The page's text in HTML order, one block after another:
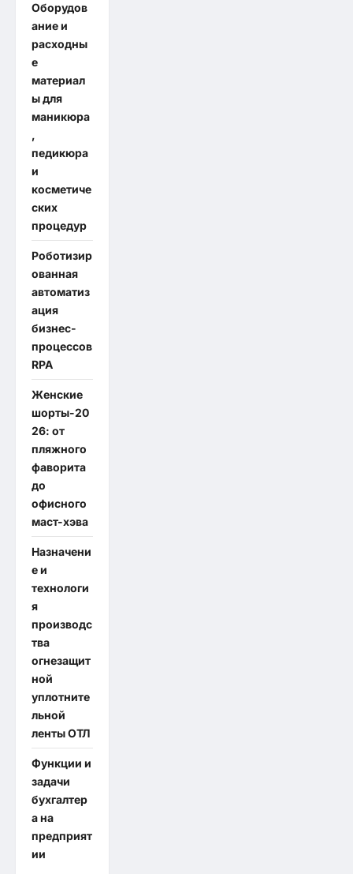
Оборудов
ание и
расходны
е
материал
ы для
маникюра
,
педикюра
и
косметиче
ских
процедур
Роботизир
ованная
автоматиз
ация
бизнес-
процессов
RPA
Женские
шорты-20
26: от
пляжного
фаворита
до
офисного
маст-хэва
Назначени
е и
технологи
я
производс
тва
огнезащит
ной
уплотните
льной
ленты ОТЛ
Функции и
задачи
бухгалтер
а на
предприят
ии